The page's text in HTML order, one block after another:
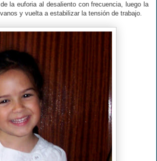
la euforia al desaliento con frecuencia, luego la
y vuelta a estabilizar la tensión de trabajo.